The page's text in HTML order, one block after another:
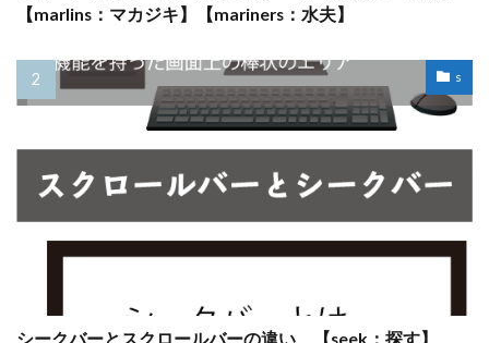
【marlins：マカジキ】【mariners：水夫】
s
シークバーとスクロールバーの違い、【seek：探す】